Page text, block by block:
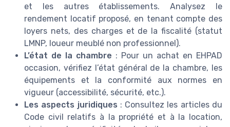
et les autres établissements. Analysez le
rendement locatif proposé, en tenant compte des
loyers nets, des charges et de la fiscalité (statut
LMNP, loueur meublé non professionnel).
L’état de la chambre : Pour un achat en EHPAD
occasion, vérifiez l’état général de la chambre, les
équipements et la conformité aux normes en
vigueur (accessibilité, sécurité, etc.).
Les aspects juridiques : Consultez les articles du
Code civil relatifs à la propriété et à la location,